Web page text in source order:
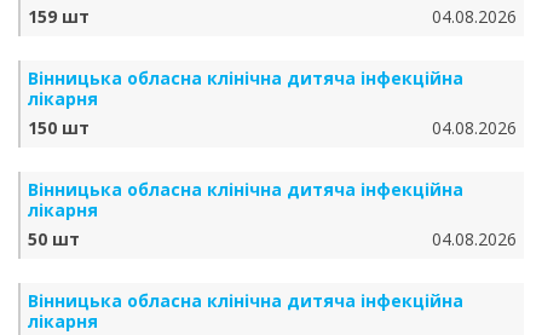
159 шт
04.08.2026
Вінницька обласна клінічна дитяча інфекційна
лікарня
150 шт
04.08.2026
Вінницька обласна клінічна дитяча інфекційна
лікарня
50 шт
04.08.2026
Вінницька обласна клінічна дитяча інфекційна
лікарня